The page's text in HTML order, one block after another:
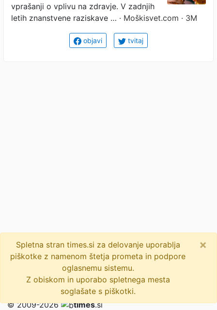
vprašanji o vplivu na zdravje. V zadnjih
letih znanstvene raziskave … · Moškisvet.com · 3M
objavi tvitaj
Spletna stran times.si za delovanje uporablja
piškotke z namenom štetja prometa in podpore
oglasnemu sistemu.
Z obiskom in uporabo spletnega mesta
soglašate s piškotki.
×
© 2009-2026 times.si